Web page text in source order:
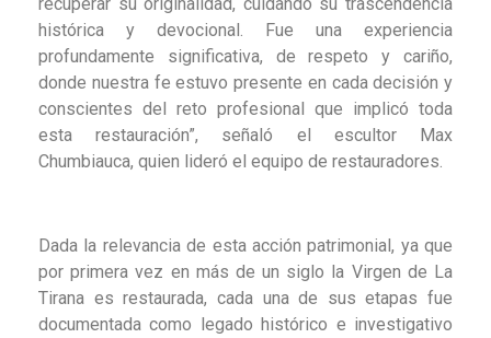
histórica y devocional. Fue una experiencia
profundamente significativa, de respeto y cariño,
donde nuestra fe estuvo presente en cada decisión y
conscientes del reto profesional que implicó toda
esta restauración”, señaló el escultor Max
Chumbiauca, quien lideró el equipo de restauradores.
Dada la relevancia de esta acción patrimonial, ya que
por primera vez en más de un siglo la Virgen de La
Tirana es restaurada, cada una de sus etapas fue
documentada como legado histórico e investigativo